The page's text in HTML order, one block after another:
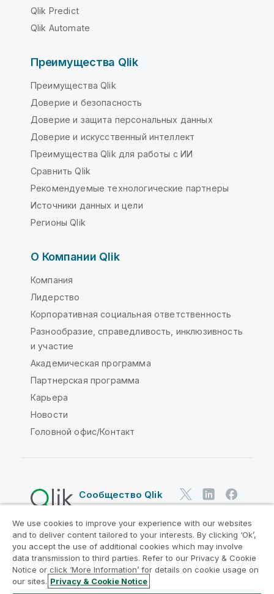
Qlik Predict
Qlik Automate
Преимущества Qlik
Преимущества Qlik
Доверие и безопасность
Доверие и защита персональных данных
Доверие и искусственный интеллект
Преимущества Qlik для работы с ИИ
Сравнить Qlik
Рекомендуемые технологические партнеры
Источники данных и цели
Регионы Qlik
О Компании Qlik
Компания
Лидерство
Корпоративная социальная ответственность
Разнообразие, справедливость, инклюзивность
и участие
Академическая программа
Партнерская программа
Карьера
Новости
Головной офис/Контакт
Сообщество Qlik
Юридические соглашения
Условия использования продуктов
Legal Policies
Юридические положения
Условия использования
Товарные знаки
We use cookies to improve your experience with our websites
and to deliver content tailored to your interests. By clicking ‘Ok’,
you accept the use of additional cookies which may involve
data transmission to third parties. Refer to our Privacy & Cookie
Notice or click ‘More Information’ for details on cookie usage on
our sites. Privacy & Cookie Notice